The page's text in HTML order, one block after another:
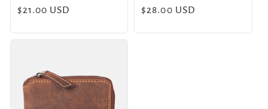
Normale
$21.00 USD
Normale
$28.00 USD